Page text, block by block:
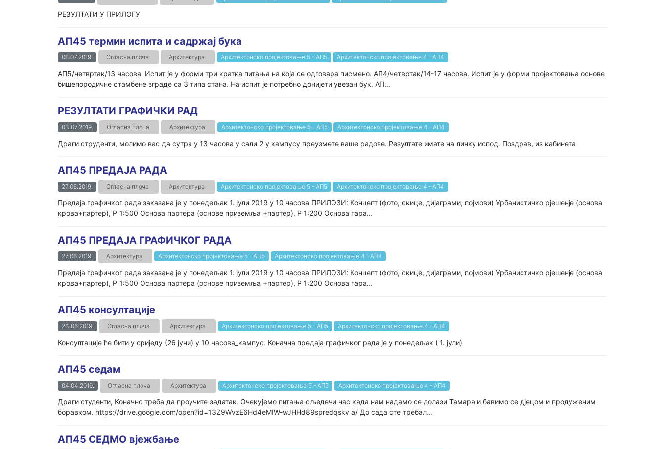
РЕЗУЛТАТИ У ПРИЛОГУ
АП45 термин испита и садржај бука
08.07.2019. Огласна плоча Архитектура Архитектонско пројектовање 5 - АП5 Архитектонско пројектовање 4 - АП4
АП5/четвртак/13 часова. Испит је у форми три кратка питања на која се одговара писмено. АП4/четвртак/14-17 часова. Испит је у форми пројектовања основе
бишепородичне стамбене зграде са 3 типа стана. На испит је потребно донијети увезан бук. АП...
РЕЗУЛТАТИ ГРАФИЧКИ РАД
03.07.2019. Огласна плоча Архитектура Архитектонско пројектовање 5 - АП5 Архитектонско пројектовање 4 - АП4
Драги струденти, молимо вас да сутра у 13 часова у сали 2 у кампусу преузмете ваше радове. Резултате имате на линку испод. Поздрав, из кабинета
АП45 ПРЕДАЈА РАДА
27.06.2019. Огласна плоча Архитектура Архитектонско пројектовање 5 - АП5 Архитектонско пројектовање 4 - АП4
Предаја графичког рада заказана је у понедељак 1. јули 2019 у 10 часова ПРИЛОЗИ: Концепт (фото, скице, дијаграми, појмови) Урбанистичко рјешенје (основа
крова+партер), Р 1:500 Основа партера (основе приземља +партер), Р 1:200 Основа гара...
АП45 ПРЕДАЈА ГРАФИЧКОГ РАДА
27.06.2019. Архитектура Архитектонско пројектовање 5 - АП5 Архитектонско пројектовање 4 - АП4
Предаја графичког рада заказана је у понедељак 1. јули 2019 у 10 часова ПРИЛОЗИ: Концепт (фото, скице, дијаграми, појмови) Урбанистичко рјешенје (основа
крова+партер), Р 1:500 Основа партера (основе приземља +партер), Р 1:200 Основа гара...
АП45 консултације
23.06.2019. Огласна плоча Архитектура Архитектонско пројектовање 5 - АП5 Архитектонско пројектовање 4 - АП4
Консултације ће бити у сриједу (26 јуни) у 10 часова_кампус. Коначна предаја графичког рада је у понедељак ( 1. јули)
AП45 седам
04.04.2019. Огласна плоча Архитектура Архитектонско пројектовање 5 - АП5 Архитектонско пројектовање 4 - АП4
Драги студенти, Коначно треба да проучите задатак. Очекујемо питања сљедечи час када нам надамо се долази Тамара и бавимо се дјецом и продуженим
боравком. https://drive.google.com/open?id=13Z9WvzE6Hd4eMIW-wJHHd89spredqskv а/ До сада сте требал...
АП45 СЕДМО вјежбање